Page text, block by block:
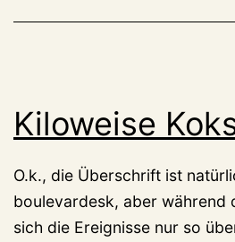
Kiloweise
O.k., die Überschrift ist
boulevardesk, aber während
sich die Ereignisse nur so